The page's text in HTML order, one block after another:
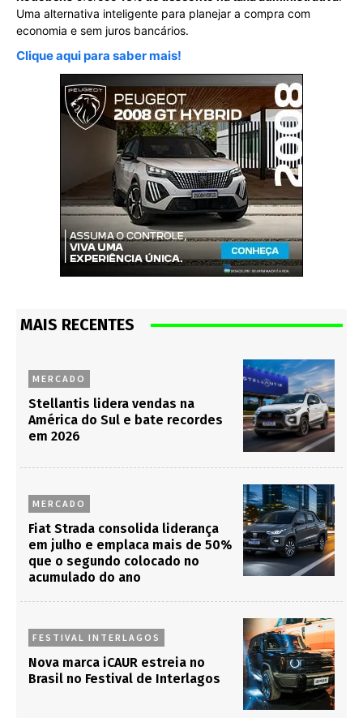
Uma alternativa inteligente para planejar a compra com
economia e sem juros bancários.
Clique aqui para saber mais!
MAIS RECENTES
MERCADO
Stellantis lidera vendas na
América do Sul e bate recordes
em 2026
MERCADO
Fiat Strada consolida liderança
em julho e emplaca mais de 50%
que o segundo colocado no
acumulado do ano
FESTIVAL INTERLAGOS
Nova marca iCAUR estreia no
Brasil no Festival de Interlagos